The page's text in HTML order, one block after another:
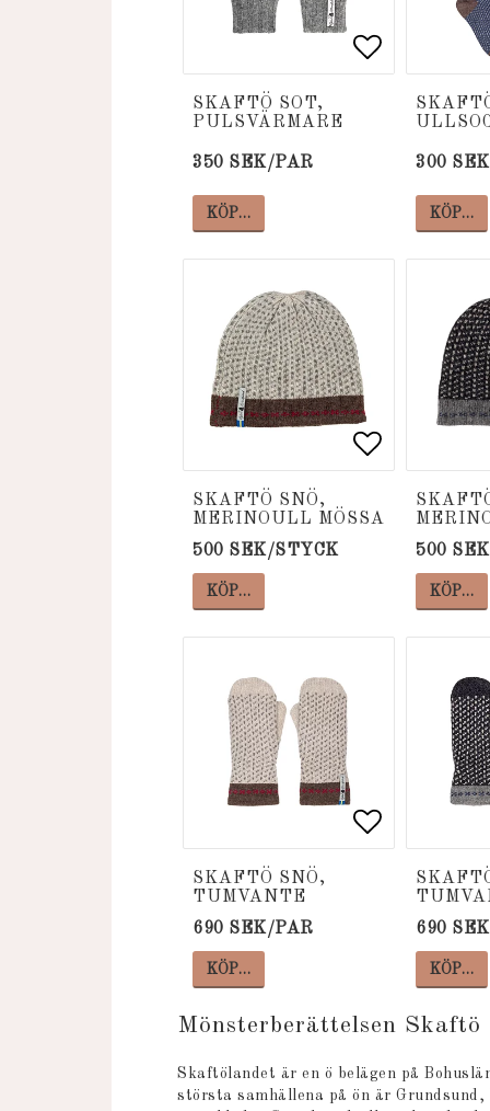
Lägg till
Lägg till
SKAFTÖ SOT,
PULSVÄRMARE
350 SEK/PAR
KÖP…
300
KÖP…
Lägg till
Lägg till
SKAFTÖ SNÖ,
MERINOULL MÖSSA
500 SEK/STYCK
KÖP…
500
KÖP…
Lägg till
Lägg till
SKAFTÖ SNÖ,
TUMVANTE
690 SEK/PAR
KÖP…
690
KÖP…
Mönsterberättelsen Skaftö
Skaftölandet är en ö belägen på
största samhällena på ön är